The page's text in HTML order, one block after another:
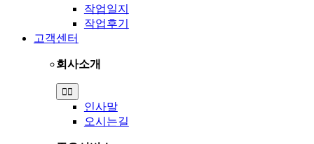
작업일지
작업후기
고객센터
회사소개
Toggle
Navigation
인사말
오시는길